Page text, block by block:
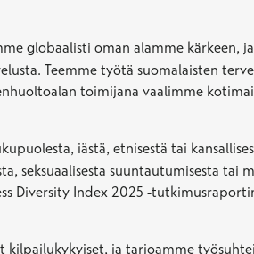
globaalisti oman alamme kärkeen,
Teemme työtä suomalaisten
toimijana vaalimme
iästä, etnisestä tai
seksuaalisesta suuntautumisesta tai
Diversity Index 2025 -
ja tarjoamme